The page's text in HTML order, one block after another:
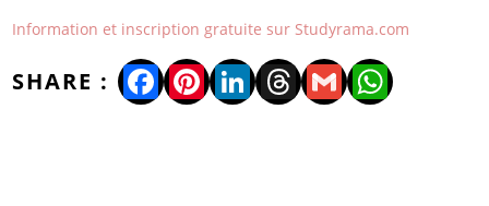
Information et inscription gratuite sur Studyrama.com
Facebook
Pinterest
LinkedIn
Threads
Gmail